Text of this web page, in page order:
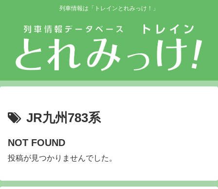
列車情報は「トレインとれみっけ！」
JR九州783系
NOT FOUND
投稿が見つかりませんでした。